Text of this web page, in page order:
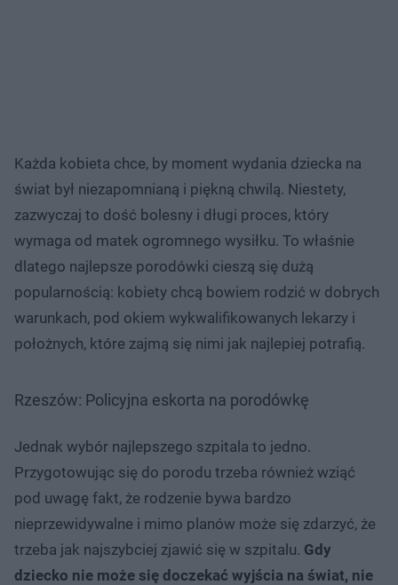
Każda kobieta chce, by moment wydania dziecka na
świat był niezapomnianą i piękną chwilą. Niestety,
zazwyczaj to dość bolesny i długi proces, który
wymaga od matek ogromnego wysiłku. To właśnie
dlatego najlepsze porodówki cieszą się dużą
popularnością: kobiety chcą bowiem rodzić w dobrych
warunkach, pod okiem wykwalifikowanych lekarzy i
położnych, które zajmą się nimi jak najlepiej potrafią.
Rzeszów: Policyjna eskorta na porodówkę
Jednak wybór najlepszego szpitala to jedno.
Przygotowując się do porodu trzeba również wziąć
pod uwagę fakt, że rodzenie bywa bardzo
nieprzewidywalne i mimo planów może się zdarzyć, że
trzeba jak najszybciej zjawić się w szpitalu. Gdy
dziecko nie może się doczekać wyjścia na świat, nie